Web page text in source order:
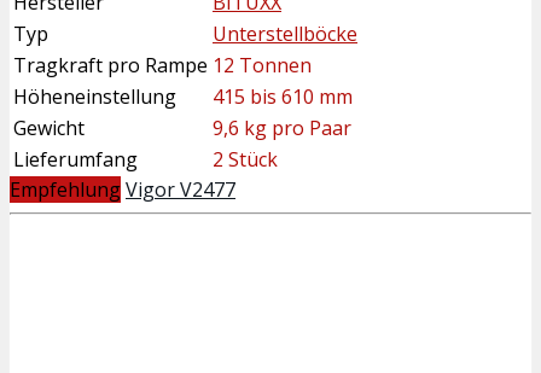
Typ
Unterstellböcke
Tragkraft pro Rampe 12 Tonnen
Höheneinstellung
415 bis 610 mm
Gewicht
9,6 kg pro Paar
Lieferumfang
2 Stück
EmpfehlungVigor V2477